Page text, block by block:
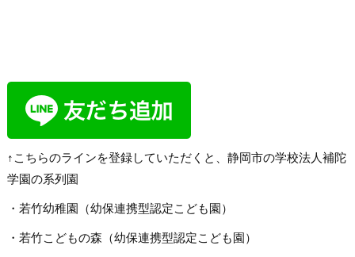
↑こちらのラインを登録していただくと、静岡市の学校法人補陀
学園の系列園
・若竹幼稚園（幼保連携型認定こども園）
・若竹こどもの森（幼保連携型認定こども園）